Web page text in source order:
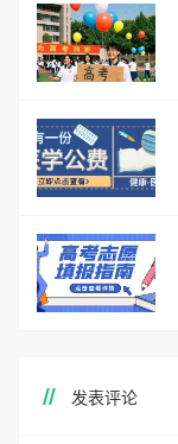
发表评论